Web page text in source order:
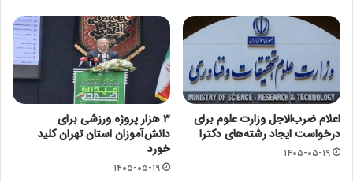
اعلام ضرب‌الاجل وزارت علوم برای
درخواست ایجاد رشته‌های دکترا
۱۴۰۵-۰۵-۱۹
۳ هزار پروژه ورزشی برای
دانش‌آموزان استان تهران کلید
خورد
۱۴۰۵-۰۵-۱۹